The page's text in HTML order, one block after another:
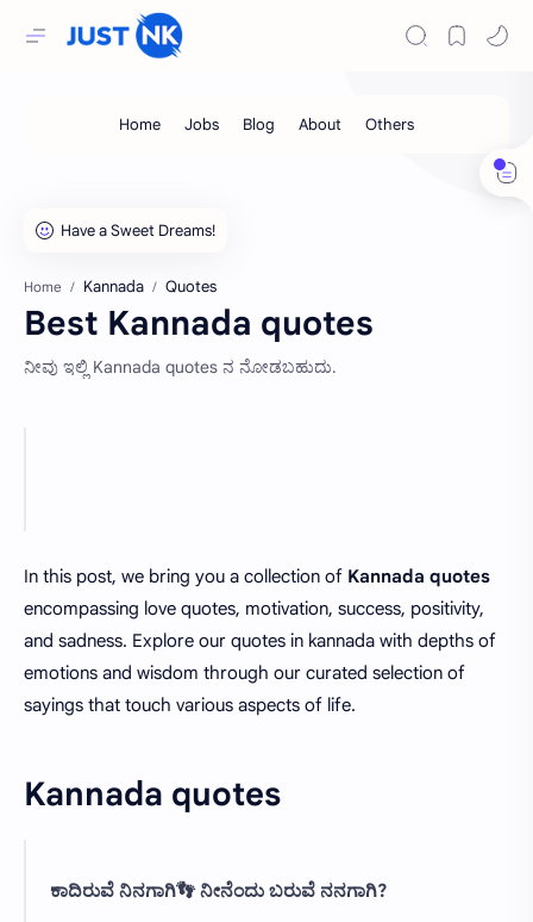
Home Kannada Quotes
Best Kannada quotes
ನೀವು ಇಲ್ಲಿ Kannada quotes ನ ನೋಡಬಹುದು.
In this post, we bring you a collection of Kannada quotes
encompassing love quotes, motivation, success, positivity,
and sadness. Explore our quotes in kannada with depths of
emotions and wisdom through our curated selection of
sayings that touch various aspects of life.
Kannada quotes
ಕಾದಿರುವೆ ನಿನಗಾಗಿ👣 ನೀನೆಂದು ಬರುವೆ ನನಗಾಗಿ?